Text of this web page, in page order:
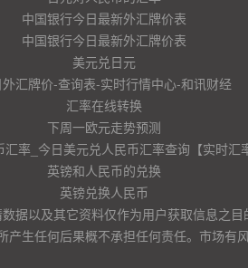
中国银行今日最新外汇牌价表
中国银行今日最新外汇牌价表
美元兑日元
外汇牌价-查询表-实时行情中心-和讯财经
汇率在线转换
下周一欧元走势预测
率_今日美元兑人民币汇率查询【实时汇
英镑和人民币的兑换
英镑兑换人民币
据以及其它资料仅作为用户获取信息之目
产生任何后果概不承担任何责任。市场有